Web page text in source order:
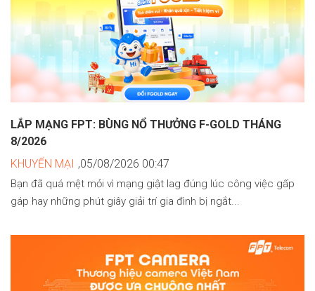
LẮP MẠNG FPT: BÙNG NỔ THƯỞNG F-GOLD THÁNG
8/2026
KHUYẾN MẠI ,05/08/2026 00:47
Bạn đã quá mệt mỏi vì mạng giật lag đúng lúc công việc gấp
gáp hay những phút giây giải trí gia đình bị ngắt...